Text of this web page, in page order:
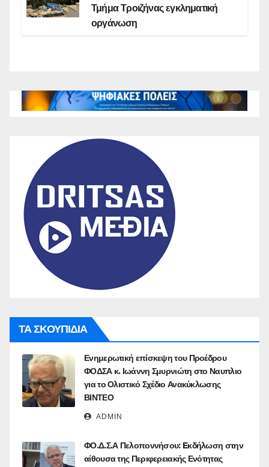
Τμήμα Τροιζήνας εγκληματική
οργάνωση
ΤΑ ΣΚΟΥΠΙΔΙΑ
Ενημερωτική επίσκεψη του Προέδρου
ΦΟΔΣΑ κ. Ιωάννη Σμυρνιώτη στο Ναυπλιο
για το Ολιστικό Σχέδιο Ανακύκλωσης
ΒΙΝΤΕΟ
ADMIN
ΦΟ.Δ.Σ.Α Πελοποννήσου: Eκδήλωση στην
αίθουσα της Περιφερειακής Ενότητας